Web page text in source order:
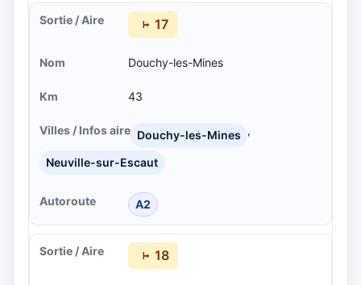
17
Douchy-les-Mines
43
Douchy-les-Mines ,
Neuville-sur-Escaut
A2
18